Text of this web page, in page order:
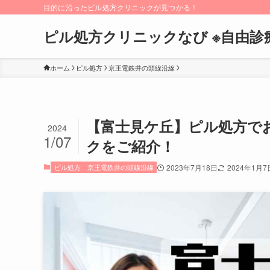
目的に沿ったピル処方クリニックが見つかる！
ピル処方クリニックなび ※自由診
ホーム ピル処方 京王電鉄井の頭線沿線
【富士見ケ丘】ピル処方
クをご紹介！
2024
1/07
ピル処方 京王電鉄井の頭線沿線 2023年7月18日 2024年1月7